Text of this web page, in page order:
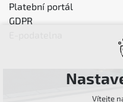
Platební portál
GDPR
Vítejte